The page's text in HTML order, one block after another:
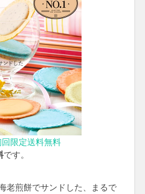
回限定送料無料
です。
老煎餅でサンドした、まるで